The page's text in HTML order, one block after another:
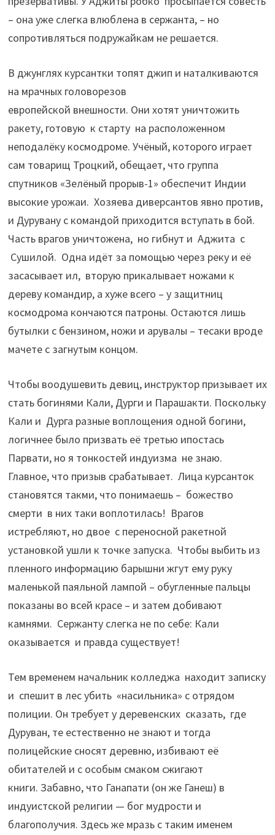
– она уже слегка влюблена в сержанта, – но
сопротивляться подружайкам не решается.
В джунглях курсантки топят джип и наталкиваются
на мрачных головорезов
европейской внешности. Они хотят уничтожить
ракету, готовую к старту на расположенном
неподалёку космодроме. Учёный, которого играет
сам товарищ Троцкий, обещает, что группа
спутников «Зелёный прорыв-1» обеспечит Индии
высокие урожаи. Хозяева диверсантов явно против,
и Дурувану с командой приходится вступать в бой.
Часть врагов уничтожена, но гибнут и Аджита с
Сушилой. Одна идёт за помощью через реку и её
засасывает ил, вторую прикалывает ножами к
дереву командир, а хуже всего – у защитниц
космодрома кончаются патроны. Остаются лишь
бутылки с бензином, ножи и арувалы – тесаки вроде
мачете с загнутым концом.
Чтобы воодушевить девиц, инструктор призывает их
стать богинями Кали, Дурги и Парашакти. Поскольку
Кали и Дурга разные воплощения одной богини,
логичнее было призвать её третью ипостась
Парвати, но я тонкостей индуизма не знаю.
Главное, что призыв срабатывает. Лица курсанток
становятся такми, что понимаешь – божество
смерти в них таки воплотилась! Врагов
истребляют, но двое с переносной ракетной
установкой ушли к точке запуска. Чтобы выбить из
пленного информацию барышни жгут ему руку
маленькой паяльной лампой – обугленные пальцы
показаны во всей красе – и затем добивают
камнями. Сержанту слегка не по себе: Кали
оказывается и правда существует!
Тем временем начальник колледжа находит записку
и спешит в лес убить «насильника» с отрядом
полиции. Он требует у деревенских сказать, где
Дуруван, те естественно не знают и тогда
полицейские сносят деревню, избивают её
обитателей и с особым смаком сжигают
книги. Забавно, что Ганапати (он же Ганеш) в
индуистской религии — бог мудрости и
благополучия. Здесь же мразь с таким именем